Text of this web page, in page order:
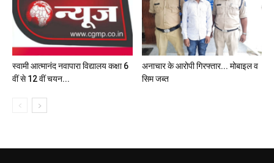
स्वामी आत्मानंद नवापारा विद्यालय कक्षा 6
वीं से 12 वीं चयन...
अनाचार के आरोपी गिरफ्तार... मोबाइल व
सिम जब्त